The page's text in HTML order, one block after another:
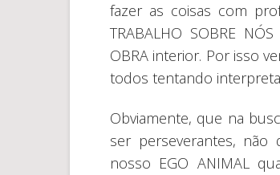
fazer as coisas com
TRABALHO SOBRE
OBRA interior. Por isso
todos tentando
Obviamente, que na
ser perseverantes, não
nosso EGO ANIMAL